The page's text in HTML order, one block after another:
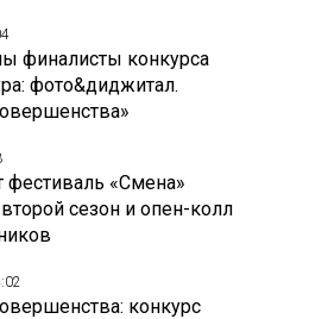
финалисты конкурса
фото&диджитал.
фестиваль «Смена»
сезон и опен-колл
конкурс